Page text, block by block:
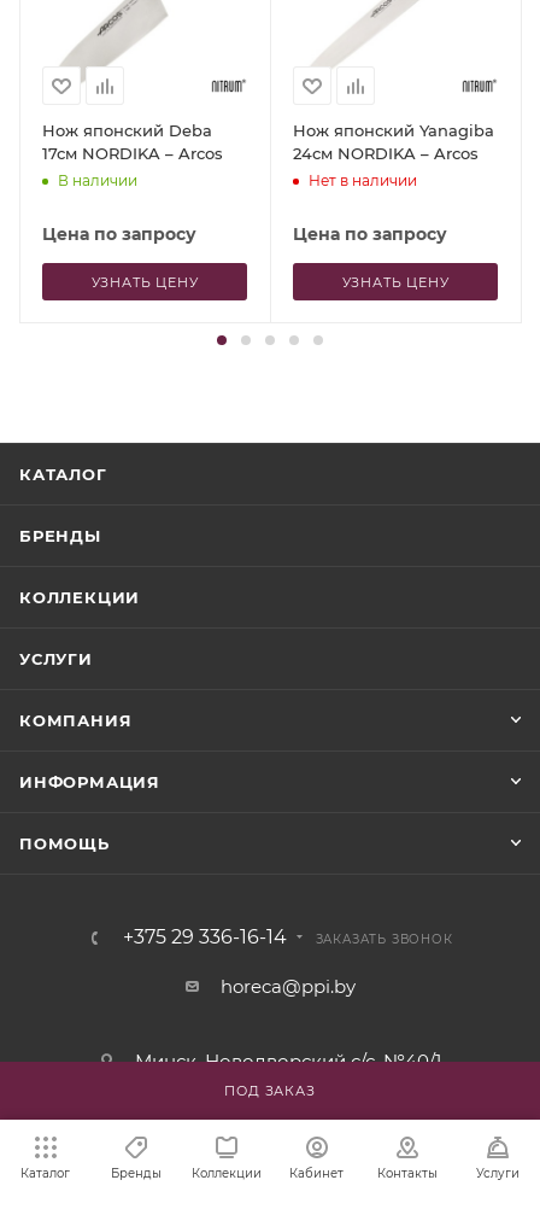
ПОД ЗАКАЗ
Нож японский Deba
17см NORDIKA – Arcos
В наличии
Цена по запросу
УЗНАТЬ ЦЕНУ
Нож японский Yanagiba
24см NORDIKA – Arcos
Нет в наличии
Цена по запросу
УЗНАТЬ ЦЕНУ
КАТАЛОГ
БРЕНДЫ
КОЛЛЕКЦИИ
УСЛУГИ
КОМПАНИЯ
ИНФОРМАЦИЯ
ПОМОЩЬ
+375 29 336-16-14 ЗАКАЗАТЬ ЗВОНОК
horeca@ppi.by
Минск, Новодворский с/с, №40/1
Каталог Бренды Коллекции Кабинет Контакты Услуги